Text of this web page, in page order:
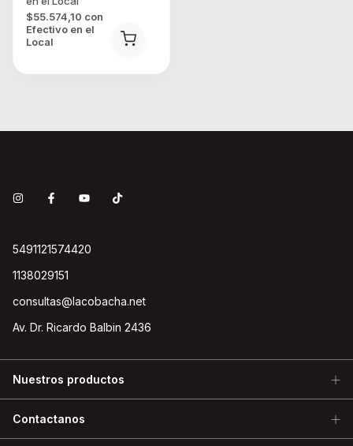
$55.574,10 con
Efectivo en el
Local
5491121574420
1138029151
consultas@lacobacha.net
Av. Dr. Ricardo Balbin 2436
Nuestros productos
Contactanos